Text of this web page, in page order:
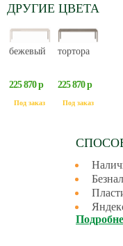
ДРУГИЕ ЦВЕТА
бежевый
225 870 р
Под заказ
тортора
225 870 р
Под заказ